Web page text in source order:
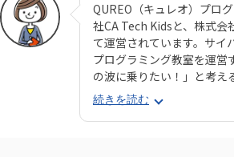
QUREO（キュレオ）プロ
社CA Tech Kidsと、株式会
て運営されています。サイ
プログラミング教室を運営
の波に乗りたい！」と考え
コースのメインパートでは
材はスクール名のとおり、
オ）」です。スマホゲーム
続きを読む